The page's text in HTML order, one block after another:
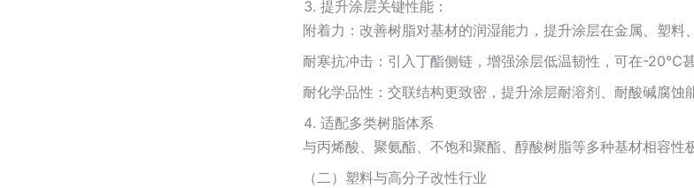
提升涂层关键性能：
附着力：改善树脂对基材的润湿能力，提升涂层在金属、塑料
耐寒抗冲击：引入丁酯侧链，增强涂层低温韧性，可在-20℃
耐化学品性：交联结构更致密，提升涂层耐溶剂、耐酸碱腐蚀
适配多类树脂体系
与丙烯酸、聚氨酯、不饱和聚酯、醇酸树脂等多种基材相容性
（二）塑料与高分子改性行业